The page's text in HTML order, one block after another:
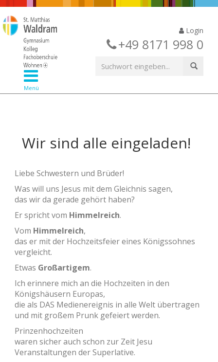
Login
+49 8171 998 0
Menü
Wir sind alle eingeladen!
Liebe Schwestern und Brüder!
Was will uns Jesus mit dem Gleichnis sagen,
das wir da gerade gehört haben?
Er spricht vom Himmelreich.
Vom Himmelreich,
das er mit der Hochzeitsfeier eines Königssohnes
vergleicht.
Etwas Großartigem.
Ich erinnere mich an die Hochzeiten in den
Königshäusern Europas,
die als DAS Medienereignis in alle Welt übertragen
und mit großem Prunk gefeiert werden.
Prinzenhochzeiten
waren sicher auch schon zur Zeit Jesu
Veranstaltungen der Superlative.